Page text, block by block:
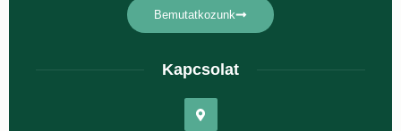
Bemutatkozunk
Kapcsolat